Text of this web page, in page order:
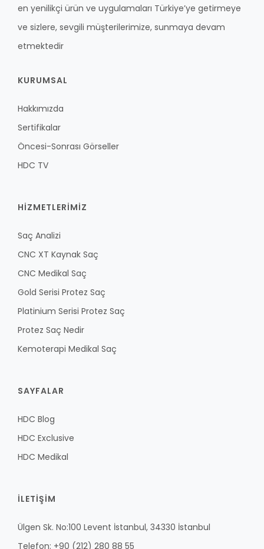
en yenilikçi ürün ve uygulamaları Türkiye’ye getirmeye
ve sizlere, sevgili müşterilerimize, sunmaya devam
etmektedir
KURUMSAL
Hakkımızda
Sertifikalar
Öncesi-Sonrası Görseller
HDC TV
HİZMETLERİMİZ
Saç Analizi
CNC XT Kaynak Saç
CNC Medikal Saç
Gold Serisi Protez Saç
Platinium Serisi Protez Saç
Protez Saç Nedir
Kemoterapi Medikal Saç
SAYFALAR
HDC Blog
HDC Exclusive
HDC Medikal
İLETİŞİM
Ülgen Sk. No:100 Levent İstanbul, 34330 İstanbul
Telefon: +90 (212) 280 88 55